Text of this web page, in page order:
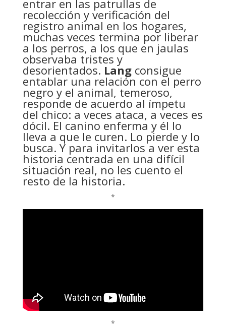
entrar en las patrullas de
recolección y verificación del
registro animal en los hogares,
muchas veces termina por liberar
a los perros, a los que en jaulas
observaba tristes y
desorientados. Langconsigue
entablar una relación con el perro
negro y el animal, temeroso,
responde de acuerdo al ímpetu
del chico: a veces ataca, a veces es
dócil. El canino enferma y él lo
lleva a que le curen. Lo pierde y lo
busca. Y para invitarlos a ver esta
historia centrada en una difícil
situación real, no les cuento el
resto de la historia.
*
*